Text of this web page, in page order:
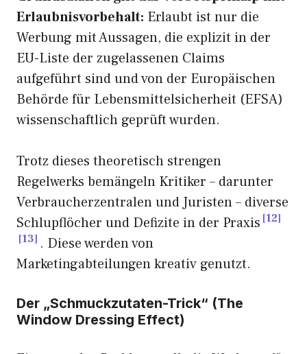
Erlaubnisvorbehalt: Erlaubt ist nur die
Werbung mit Aussagen, die explizit in der
EU-Liste der zugelassenen Claims
aufgeführt sind und von der Europäischen
Behörde für Lebensmittelsicherheit (EFSA)
wissenschaftlich geprüft wurden.
Trotz dieses theoretisch strengen
Regelwerks bemängeln Kritiker – darunter
Verbraucherzentralen und Juristen – diverse
Schlupflöcher und Defizite in der Praxis 12
13 . Diese werden von
Marketingabteilungen kreativ genutzt.
Der „Schmuckzutaten-Trick“ (The
Window Dressing Effect)